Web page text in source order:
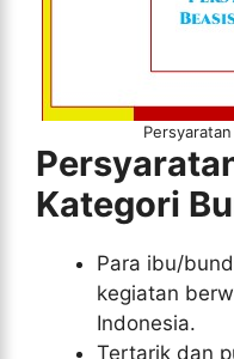
Kategori
Para ibu/
kegiatan
Indonesia.
Tertarik dan